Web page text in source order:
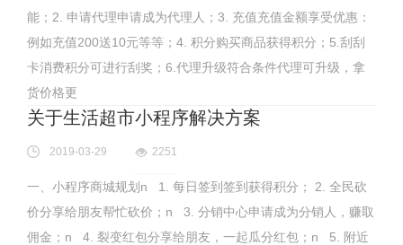
能；2. 申请代理申请成为代理人；3. 充值充值金额享受优惠：
例如充值200送10元等等；4. 积分购买商品获得积分；5.刮刮
卡消费积分可进行刮奖；6.代理升级符合条件代理可升级，拿
货价格更
关于生活超市小程序解决方案
2019-03-29 2251
一、小程序商城规划n 1. 每日签到签到获得积分； 2. 全民砍
价分享给朋友帮忙砍价；n 3. 分销中心申请成为分销人，赚取
佣金；n 4. 裂变红包分享给朋友，一起瓜分红包；n 5. 附近